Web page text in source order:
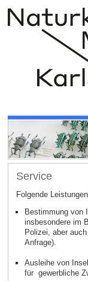
Service
Folgende
Bestimmung von
insbesondere im
Polizei, aber
Anfrage).
Ausleihe von
für gewerbliche